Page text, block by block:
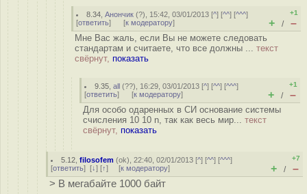
8.34 ,Анончик (?), 15:42, 03/01/2013 [^] [^^] [^^^]
[ответить] [к модератору]
+1
+ / –
Мне Вас жаль, если Вы не можете следовать
стандартам и считаете, что все должны ... текст
свёрнут, показать
9.35 ,all (??), 16:29, 03/01/2013 [^] [^^] [^^^]
[ответить] [к модератору]
+1
+ / –
Для особо одаренных в СИ основание системы
счисления 10 10 n, так как весь мир... текст
свёрнут, показать
5.12 ,filosofem (ok), 22:40, 02/01/2013 [^] [^^] [^^^]
[ответить] [↓] [↑] [к модератору]
+7
+ / –
> В мегабайте 1000 байт